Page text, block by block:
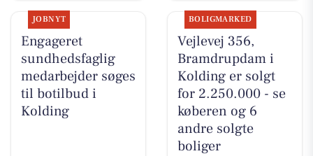
JOBNYT
Engageret
sundhedsfaglig
medarbejder søges
til botilbud i
Kolding
BOLIGMARKED
Vejlevej 356,
Bramdrupdam i
Kolding er solgt
for 2.250.000 - se
køberen og 6
andre solgte
boliger